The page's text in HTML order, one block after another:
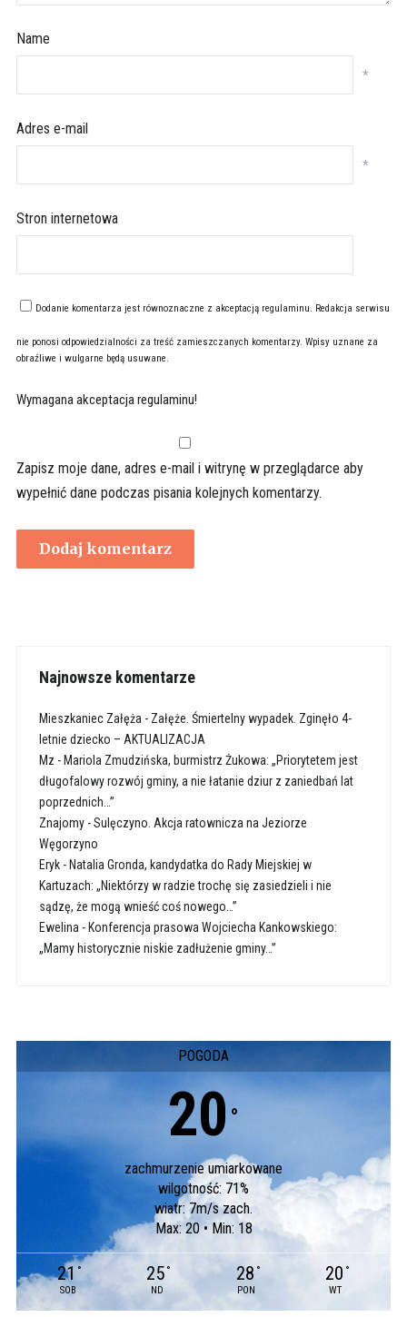
Name
*
Adres e-mail
*
Stron internetowa
Dodanie komentarza jest równoznaczne z akceptacją regulaminu. Redakcja serwisu
nie ponosi odpowiedzialności za treść zamieszczanych komentarzy. Wpisy uznane za
obraźliwe i wulgarne będą usuwane.
Wymagana akceptacja regulaminu!
Zapisz moje dane, adres e-mail i witrynę w przeglądarce aby
wypełnić dane podczas pisania kolejnych komentarzy.
Najnowsze komentarze
Mieszkaniec Załęża - Załęże. Śmiertelny wypadek. Zginęło 4-
letnie dziecko – AKTUALIZACJA
Mz - Mariola Zmudzińska, burmistrz Żukowa: „Priorytetem jest
długofalowy rozwój gminy, a nie łatanie dziur z zaniedbań lat
poprzednich…”
Znajomy-Sulęczyno. Akcja ratownicza na Jeziorze
Węgorzyno
Eryk- Natalia Gronda, kandydatka do Rady Miejskiej w
Kartuzach: „Niektórzy w radzie trochę się zasiedzieli i nie
sądzę, że mogą wnieść coś nowego…”
Ewelina - Konferencja prasowa Wojciecha Kankowskiego:
„Mamy historycznie niskie zadłużenie gminy…”
POGODA
20 °
zachmurzenie umiarkowane
wilgotność: 71%
wiatr: 7m/s zach.
Max: 20 • Min: 18
21 °
SOB
25 °
ND
28 °
PON
20 °
WT